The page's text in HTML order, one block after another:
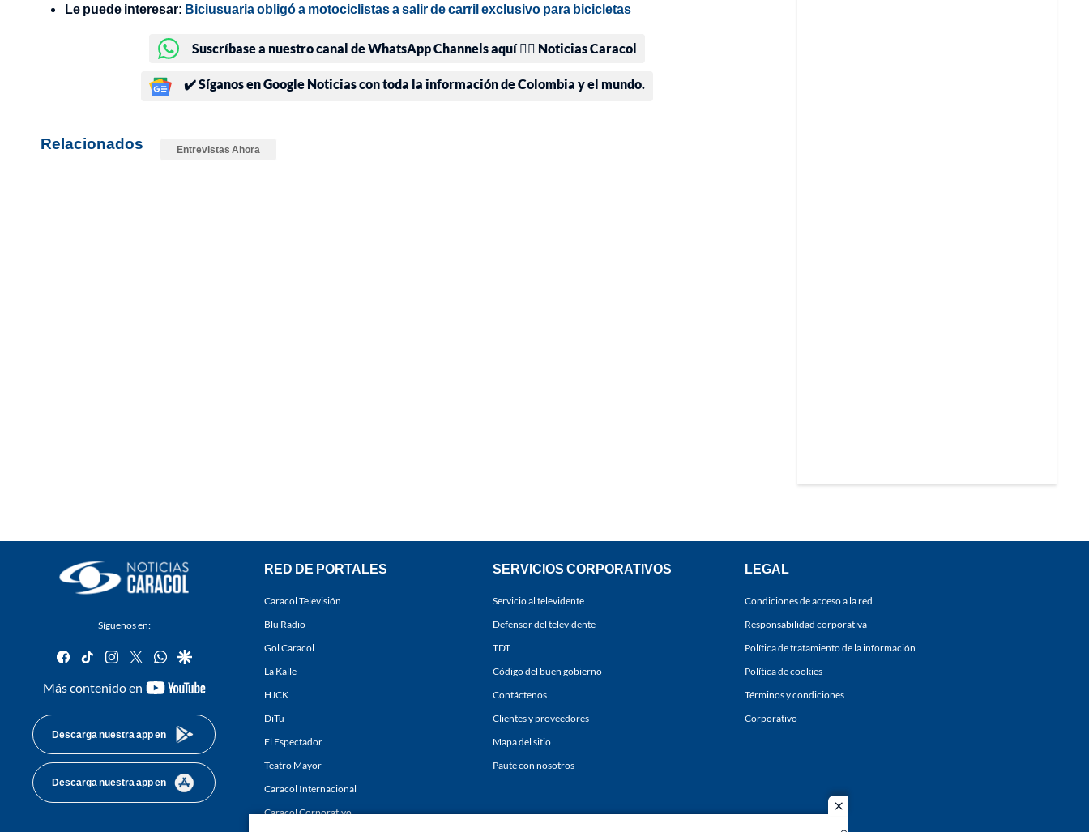
close
Le puede interesar: Biciusuaria obligó a motociclistas a salir de carril exclusivo para bicicletas
Suscríbase a nuestro canal de WhatsApp Channels aquí 👉🏻 Noticias Caracol
✔️ Síganos en Google Noticias con toda la información de Colombia y el mundo.
Relacionados Entrevistas Ahora
Síguenos en:
facebook
tiktok instagram
twitterwhatsapp
google
Más contenido en
youtube-
Descarga nuestra app en
Descarga nuestra app en
RED DE PORTALES
Caracol Televisión
Blu Radio
Gol Caracol
La Kalle
HJCK
DiTu
El Espectador
Teatro Mayor
Caracol Internacional
Caracol Corporativo
SERVICIOS CORPORATIVOS
Servicio al televidente
Defensor del televidente
TDT
Código del buen gobierno
Contáctenos
Clientes y proveedores
Mapa del sitio
Paute con nosotros
LEGAL
Condiciones de acceso a la red
Responsabilidad corporativa
Política de tratamiento de la información
Política de cookies
Términos y condiciones
Corporativo